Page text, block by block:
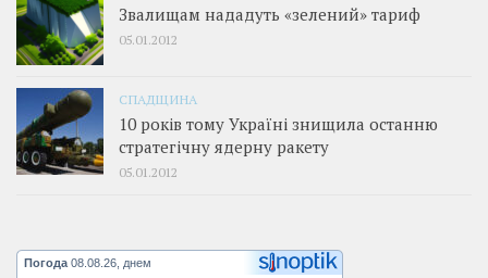
Звалищам нададуть «зелений» тариф
05.01.2012
СПАДЩИНА
10 років тому Україні знищила останню
стратегічну ядерну ракету
05.01.2012
Погода 08.08.26, днем